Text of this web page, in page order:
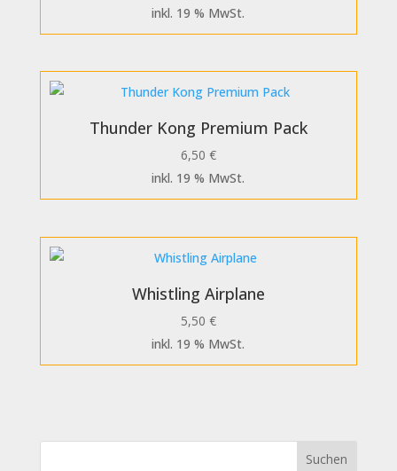
inkl. 19 % MwSt.
Thunder Kong Premium Pack
6,50 €
inkl. 19 % MwSt.
Whistling Airplane
5,50 €
inkl. 19 % MwSt.